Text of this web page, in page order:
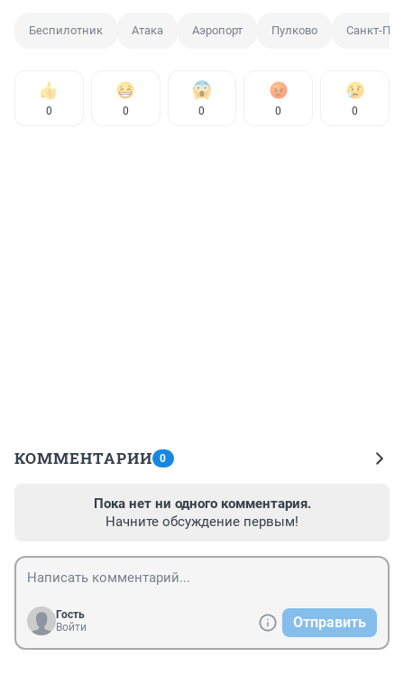
Беспилотник Атака Аэропорт Пулково Санкт-
0 0 0 0 0
КОММЕНТАРИИ 0
Пока нет ни одного комментария.
Начните обсуждение первым!
Гость
Войти
Отправить